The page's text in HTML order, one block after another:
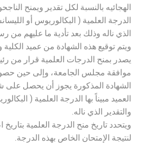
الهجائيه بالنسبة لكل تقدير ويمنح
الدرجة العلمية ( البكالوريوس أو
الذي ناله وذلك بعد تأدية ما عليهم من
ويتم توقيع هذه الشهادة من عميد
يصدر بمنح الدرجات العلمية قرار من
موافقة مجلس الجامعة، وإلى حين
الشهادة المذكورة يجوز أن يحصل على
العميد مبيناً بها الدرجة العلمية (
والتقدير الذي ناله.
ويتحدد تاريخ منح الدرجة العلمية
لنتيجة الإمتحان الخاص بهذه الدرجة.